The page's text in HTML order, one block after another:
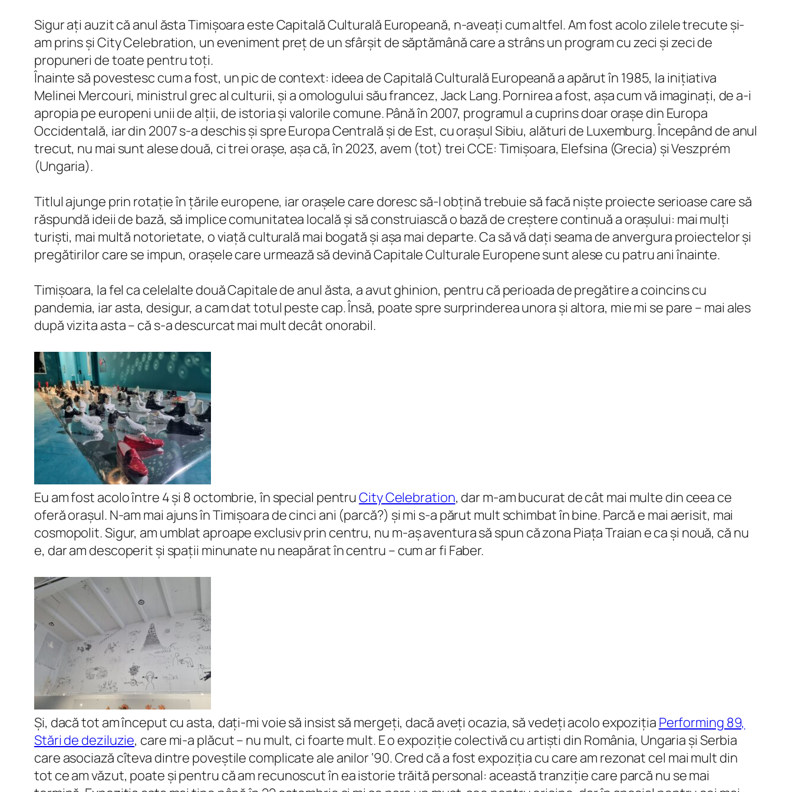
Sigur ați auzit că anul ăsta Timișoara este Capitală Culturală Europeană, n-aveați cum altfel. Am fost acolo zilele trecute și-
am prins și City Celebration, un eveniment preț de un sfârșit de săptămână care a strâns un program cu zeci și zeci de
propuneri de toate pentru toți.
Înainte să povestesc cum a fost, un pic de context: ideea de Capitală Culturală Europeană a apărut în 1985, la inițiativa
Melinei Mercouri, ministrul grec al culturii, și a omologului său francez, Jack Lang. Pornirea a fost, așa cum vă imaginați, de a-i
apropia pe europeni unii de alții, de istoria și valorile comune. Până în 2007, programul a cuprins doar orașe din Europa
Occidentală, iar din 2007 s-a deschis și spre Europa Centrală și de Est, cu orașul Sibiu, alături de Luxemburg. Începând de anul
trecut, nu mai sunt alese două, ci trei orașe, așa că, în 2023, avem (tot) trei CCE: Timișoara, Elefsina (Grecia) și Veszprém
(Ungaria).
Titlul ajunge prin rotație în țările europene, iar orașele care doresc să-l obțină trebuie să facă niște proiecte serioase care să
răspundă ideii de bază, să implice comunitatea locală și să construiască o bază de creștere continuă a orașului: mai mulți
turiști, mai multă notorietate, o viață culturală mai bogată și așa mai departe. Ca să vă dați seama de anvergura proiectelor și
pregătirilor care se impun, orașele care urmează să devină Capitale Culturale Europene sunt alese cu patru ani înainte.
Timișoara, la fel ca celelalte două Capitale de anul ăsta, a avut ghinion, pentru că perioada de pregătire a coincins cu
pandemia, iar asta, desigur, a cam dat totul peste cap. Însă, poate spre surprinderea unora și altora, mie mi se pare – mai ales
după vizita asta – că s-a descurcat mai mult decât onorabil.
Eu am fost acolo între 4 și 8 octombrie, în special pentruCity Celebration, dar m-am bucurat de cât mai multe din ceea ce
oferă orașul. N-am mai ajuns în Timișoara de cinci ani (parcă?) și mi s-a părut mult schimbat în bine. Parcă e mai aerisit, mai
cosmopolit. Sigur, am umblat aproape exclusiv prin centru, nu m-aș aventura să spun că zona Piața Traian e ca și nouă, că nu
e, dar am descoperit și spații minunate nu neapărat în centru – cum ar fi Faber.
Și, dacă tot am început cu asta, dați-mi voie să insist să mergeți, dacă aveți ocazia, să vedeți acolo expoziția Performing 89,
Stări de deziluzie, care mi-a plăcut – nu mult, ci foarte mult. E o expoziție colectivă cu artiști din România, Ungaria și Serbia
care asociază cîteva dintre poveștile complicate ale anilor ‘90. Cred că a fost expoziția cu care am rezonat cel mai mult din
tot ce am văzut, poate și pentru că am recunoscut în ea istorie trăită personal: această tranziție care parcă nu se mai